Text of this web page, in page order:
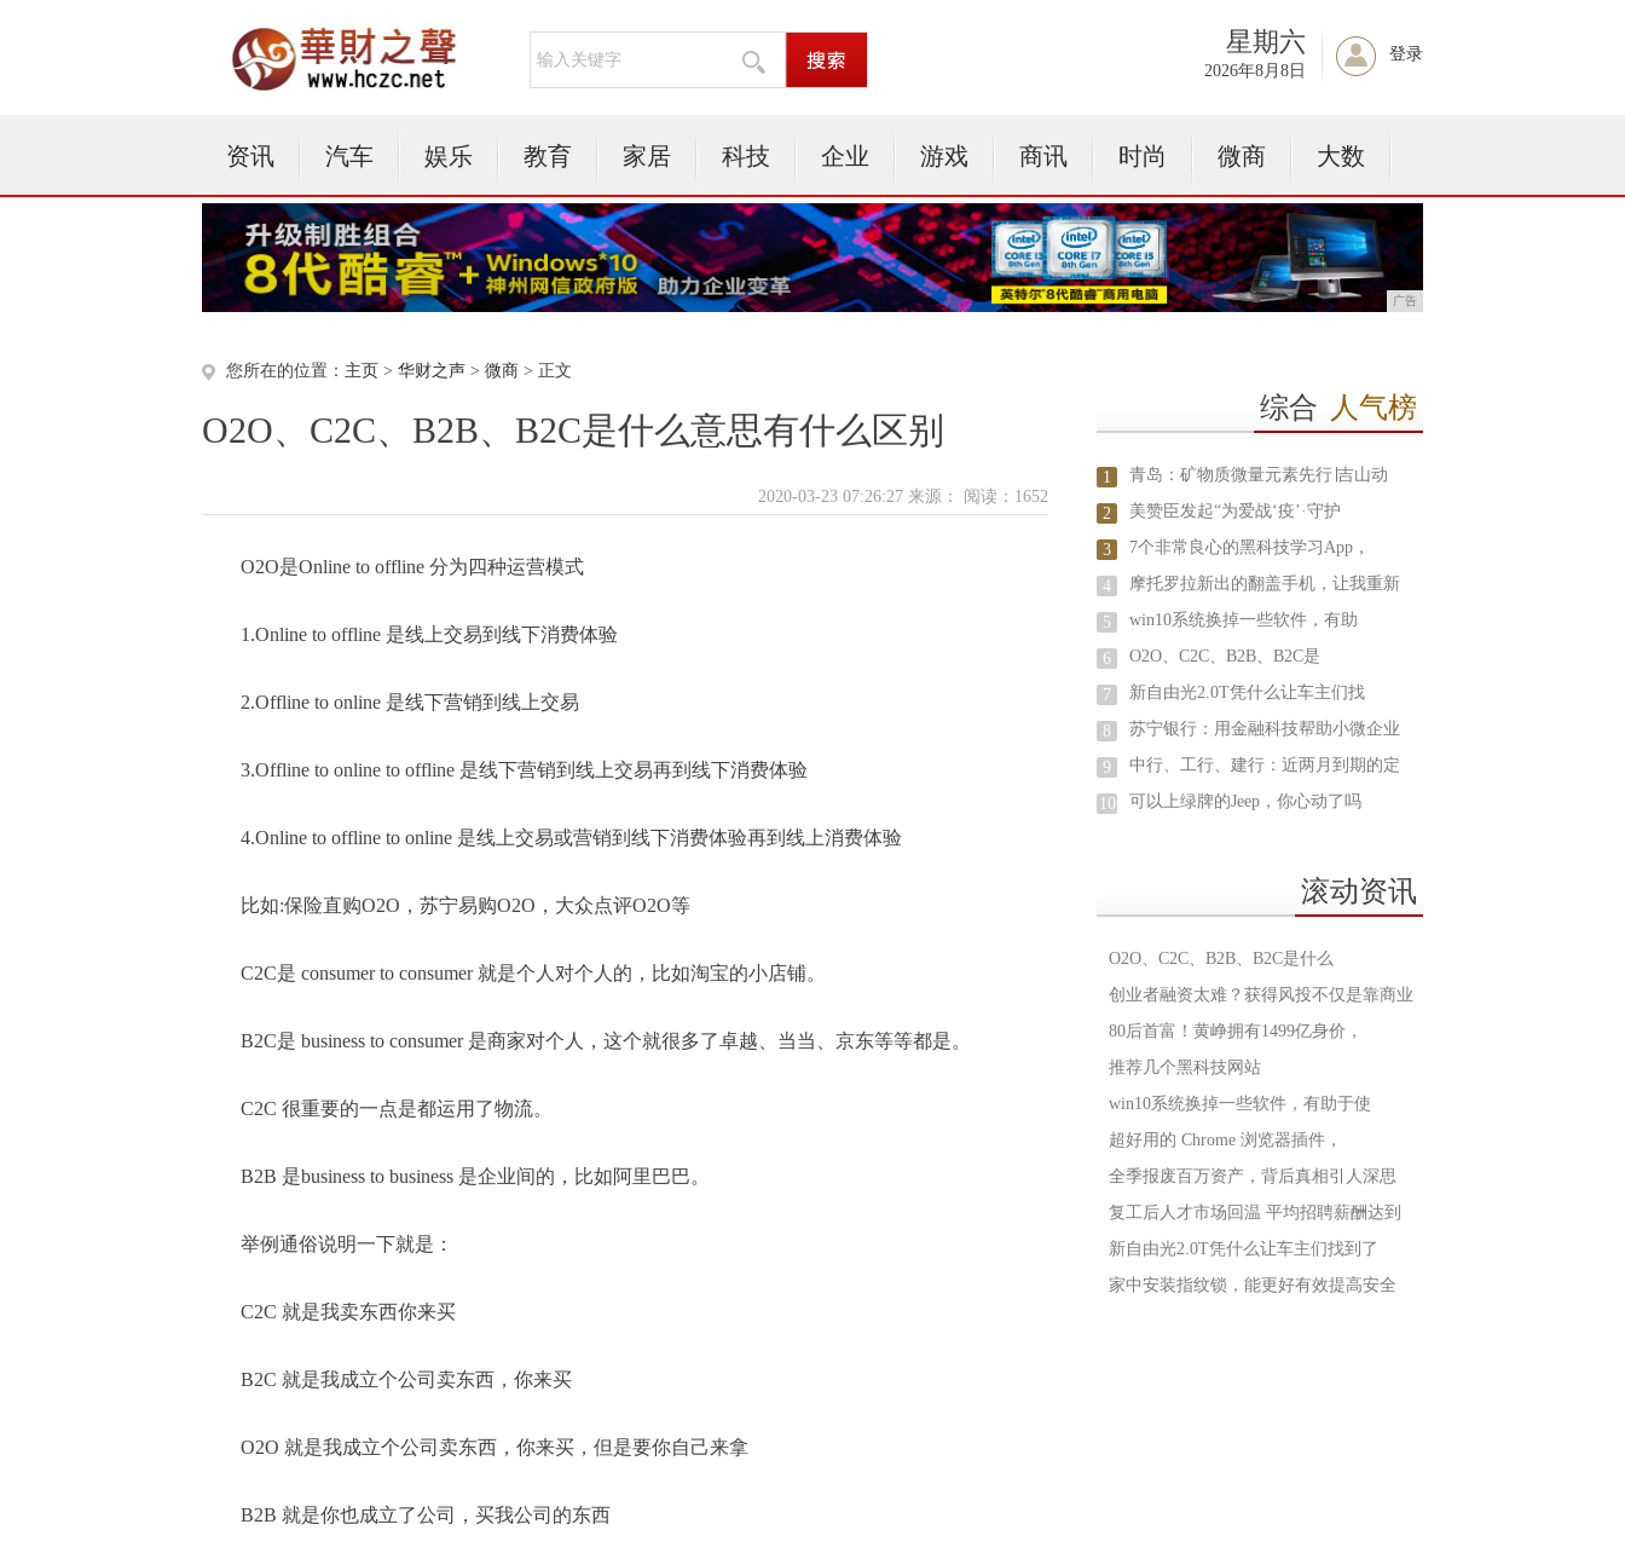
星期六
2026年8月8日
登录
资讯 汽车 娱乐 教育 家居 科技 企业 游戏 商讯 时尚 微商 大数
广告
您所在的位置： 主页 > 华财之声 > 微商 > 正文
O2O、C2C、B2B、B2C是什么意思有什么区别
2020-03-23 07:26:27 来源： 阅读：1652
O2O是Online to offline 分为四种运营模式
1.Online to offline 是线上交易到线下消费体验
2.Offline to online 是线下营销到线上交易
3.Offline to online to offline 是线下营销到线上交易再到线下消费体验
4.Online to offline to online 是线上交易或营销到线下消费体验再到线上消费体验
比如:保险直购O2O，苏宁易购O2O，大众点评O2O等
C2C是 consumer to consumer 就是个人对个人的，比如淘宝的小店铺。
B2C是 business to consumer 是商家对个人，这个就很多了卓越、当当、京东等等都是。
C2C 很重要的一点是都运用了物流。
B2B 是business to business 是企业间的，比如阿里巴巴。
举例通俗说明一下就是：
C2C 就是我卖东西你来买
B2C 就是我成立个公司卖东西，你来买
O2O 就是我成立个公司卖东西，你来买，但是要你自己来拿
B2B 就是你也成立了公司，买我公司的东西
综合 人气榜
1 青岛：矿物质微量元素先行∣吉山动
2 美赞臣发起“为爱战‘疫’·守护
3 7个非常良心的黑科技学习App，
4 摩托罗拉新出的翻盖手机，让我重新
5 win10系统换掉一些软件，有助
6 O2O、C2C、B2B、B2C是
7 新自由光2.0T凭什么让车主们找
8 苏宁银行：用金融科技帮助小微企业
9 中行、工行、建行：近两月到期的定
10 可以上绿牌的Jeep，你心动了吗
滚动资讯
O2O、C2C、B2B、B2C是什么
创业者融资太难？获得风投不仅是靠商业
80后首富！黄峥拥有1499亿身价，
推荐几个黑科技网站
win10系统换掉一些软件，有助于使
超好用的 Chrome 浏览器插件，
全季报废百万资产，背后真相引人深思
复工后人才市场回温 平均招聘薪酬达到
新自由光2.0T凭什么让车主们找到了
家中安装指纹锁，能更好有效提高安全